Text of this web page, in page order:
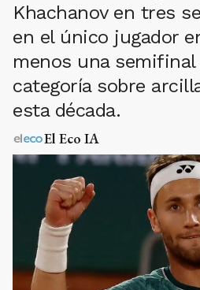
Khachanov en tres
en el único jugador
menos una semifinal
categoría sobre
esta década.
El Eco IA